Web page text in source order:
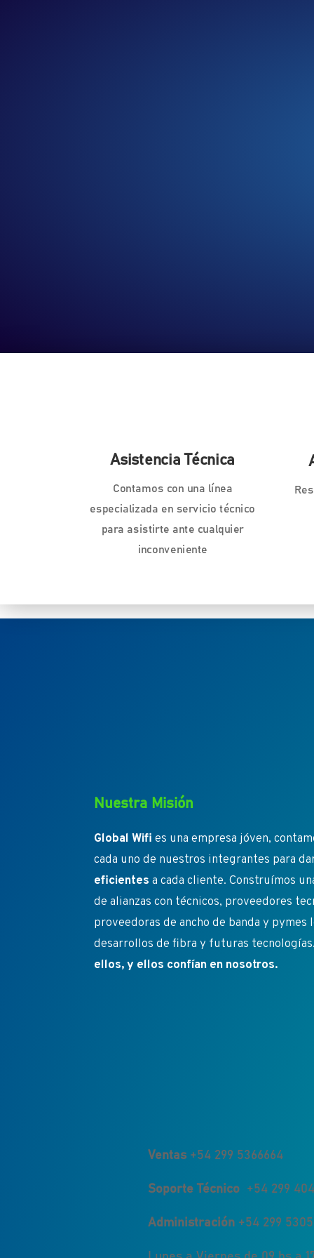
Asistencia Técnica
Contamos con una línea
especializada en servicio técnico
para asistirte ante cualquier
inconveniente
Nuestra Misión
Global Wifi es una empresa jóven,
cada uno de nuestros integrantes para
eficientes a cada cliente. Construímos
de alianzas con técnicos, proveedores
proveedoras de ancho de banda y pymes
desarrollos de fibra y futuras
ellos, y ellos confían en nosotros.
Ventas +54 299 5366664
Soporte Técnico +54 299
Administración +54 299